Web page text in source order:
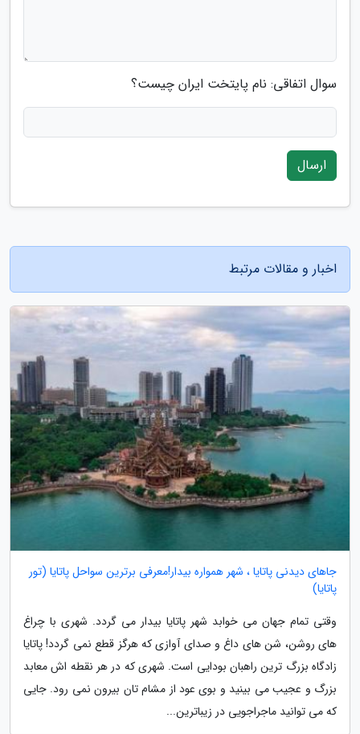
سوال اتفاقی: نام پایتخت ایران چیست؟
ارسال
اخبار و مقالات مرتبط
جاهای دیدنی پاتایا ، شهر همواره بیدار!معرفی برترین سواحل پاتایا (تور
پاتایا)
وقتی تمام جهان می خوابد شهر پاتایا بیدار می گردد. شهری با چراغ
های روشن، شن های داغ و صدای آوازی که هرگز قطع نمی گردد! پاتایا
زادگاه بزرگ ترین راهبان بودایی است. شهری که در هر نقطه اش معابد
بزرگ و عجیب می بینید و بوی عود از مشام تان بیرون نمی رود. جایی
که می توانید ماجراجویی در زیباترین...